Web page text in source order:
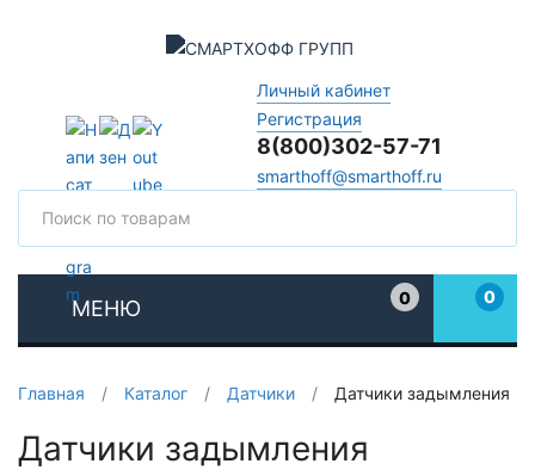
Личный кабинет
Регистрация
8(800)302-57-71
smarthoff@smarthoff.ru
МЕНЮ
0
0
Главная / Каталог / Датчики / Датчики задымления
Датчики задымления